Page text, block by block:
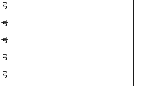
号
号
号
号
号